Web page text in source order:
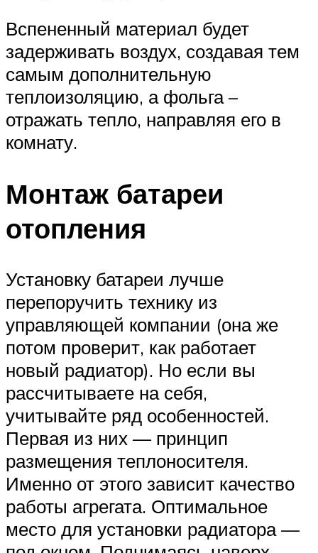
Вспененный материал будет
задерживать воздух, создавая тем
самым дополнительную
теплоизоляцию, а фольга –
отражать тепло, направляя его в
комнату.
Монтаж батареи
отопления
Установку батареи лучше
перепоручить технику из
управляющей компании (она же
потом проверит, как работает
новый радиатор). Но если вы
рассчитываете на себя,
учитывайте ряд особенностей.
Первая из них — принцип
размещения теплоносителя.
Именно от этого зависит качество
работы агрегата. Оптимальное
место для установки радиатора —